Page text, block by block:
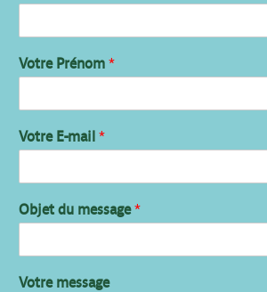
Votre Prénom *
Votre E-mail *
Objet du message*
Votre message